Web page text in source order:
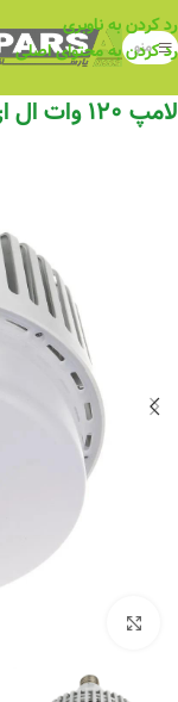
رد کردن به ناوبری
رد کردن به محتوای اصلی
منو
لامپ ۱۲۰ وات ال ای دی سوله ای افراتاب